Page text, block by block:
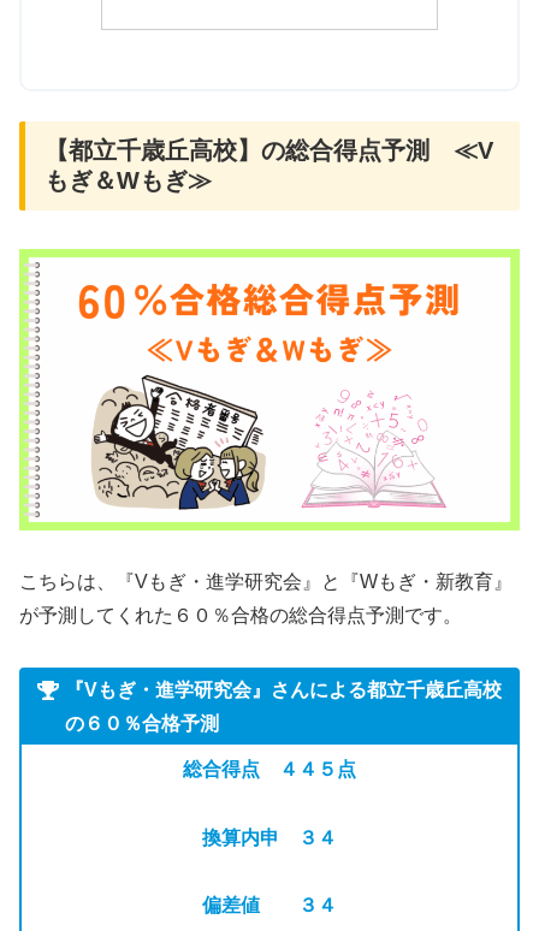
【都立千歳丘高校】の総合得点予測 ≪V
もぎ＆Wもぎ≫
こちらは、『Vもぎ・進学研究会』と『Wもぎ・新教育』
が予測してくれた６０％合格の総合得点予測です。
『Vもぎ・進学研究会』さんによる都立千歳丘高校
の６０％合格予測
総合得点 ４４５点
換算内申 ３４
偏差値 ３４